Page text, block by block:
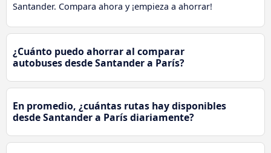
Santander. Compara ahora y ¡empieza a ahorrar!
¿Cuánto puedo ahorrar al comparar
autobuses desde Santander a París?
En promedio, ¿cuántas rutas hay disponibles
desde Santander a París diariamente?